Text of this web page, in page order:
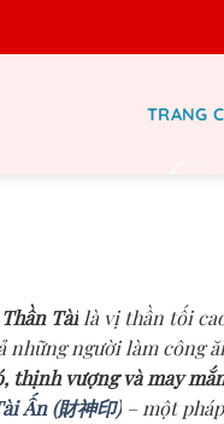
TRANG
Thần Tài là vị thần tối
những người làm công
thịnh vượng và may
Ấn (財神印) – một